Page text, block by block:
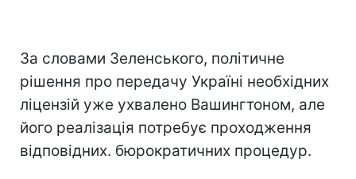
За словами Зеленського, політичне
рішення про передачу Україні необхідних
ліцензій уже ухвалено Вашингтоном, але
його реалізація потребує проходження
відповідних. бюрократичних процедур.